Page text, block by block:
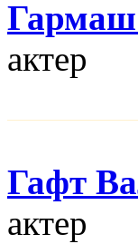
Гармаш
актер
Гафт
актер